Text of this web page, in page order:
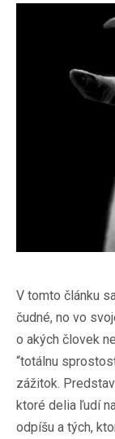
V tomto článku
čudné, no vo
o akých človek
“totálnu
zážitok.
ktoré delia ľudí
odpíšu a tých,